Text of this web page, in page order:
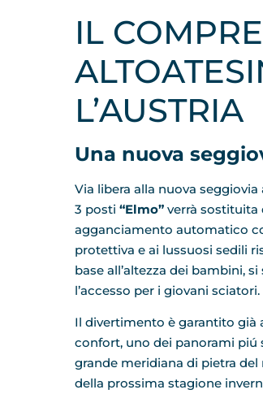
IL
L’AUSTRIA
Una nuova
Via libera alla nuova seggiovia
3 posti “Elmo” verrà sostituita
agganciamento automatico
protettiva e ai lussuosi sedili
base all’altezza dei bambini,
l’accesso per i giovani sciatori.
Il divertimento è garantito già
confort, uno dei panorami piú
grande meridiana di pietra del
della prossima stagione